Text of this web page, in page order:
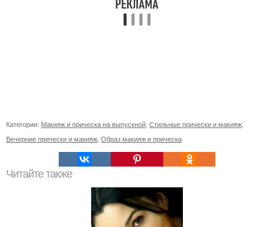
Категории: Макияж и прическа на выпускной Стильные прически и макияж
Вечерние прически и макияж Образ макияж и прическа
Читайте также